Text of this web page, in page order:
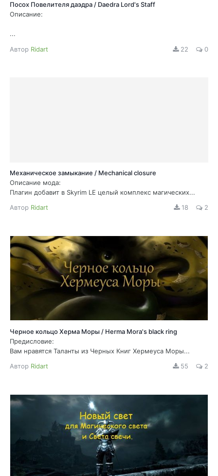
Посох Повелителя даэдра / Daedra Lord's Staff
Описание:
...
Автор Ridart 22 0
Механическое замыкание / Mechanical closure
Описание мода:
Плагин добавит в Skyrim LE целый комплекс магических...
Автор Ridart 18 2
Черное кольцо Херма Моры / Herma Mora's black ring
Предисловие:
Вам нравятся Таланты из Черных Книг Хермеуса Моры...
Автор Ridart 55 2